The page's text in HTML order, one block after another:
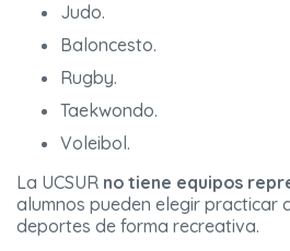
Judo.
Baloncesto.
Rugby.
Taekwondo.
Voleibol.
La UCSUR no tiene equipos
alumnos pueden elegir practicar
deportes de forma recreativa.